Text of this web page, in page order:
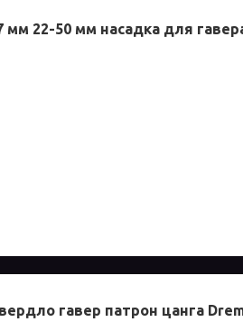
22-50 мм насадка для
гавер патрон цанга